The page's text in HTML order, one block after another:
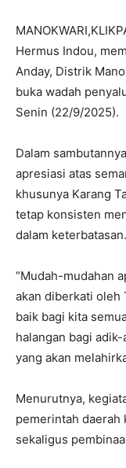
Hermus Indou,
Anday, Distrik
buka wadah
Senin (22/9/2025).
‎Dalam
apresiasi atas
khusunya Karang
tetap konsisten
dalam keterbatasan.
‎“Mudah-mudahan
akan diberkati oleh
baik bagi kita
halangan bagi
yang akan
‎Menurutnya,
pemerintah daerah
sekaligus